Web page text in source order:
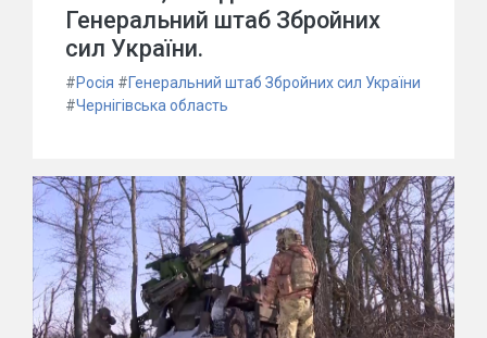
Генеральний штаб Збройних
сил України.
#Росія #Генеральний штаб Збройних сил України
#Чернігівська область